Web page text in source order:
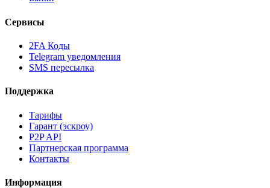
Сервисы
2FA Коды
Telegram уведомления
SMS пересылка
Поддержка
Тарифы
Гарант (эскроу)
P2P API
Партнерская программа
Контакты
Информация